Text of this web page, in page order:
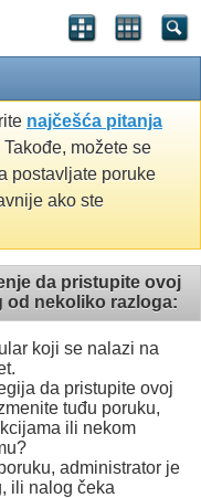
najčešća pitanja
možete se
postavljate poruke
ako ste
da pristupite ovoj
od nekoliko razloga:
koji se nalazi na
da pristupite ovoj
tuđu poruku,
ili nekom
administrator je
ili nalog čeka